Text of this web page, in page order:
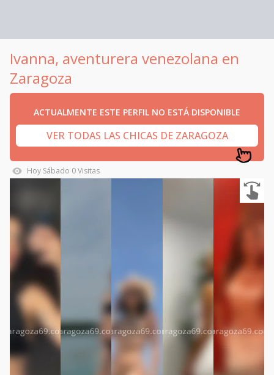
Ivanna, aventurera venezolana en
Zaragoza
ACTUALMENTE ESTE PERFIL NO ESTÁ DISPONIBLE
VER TODAS LAS CHICAS DE ZARAGOZA
Hoy Sábado 0Visitas